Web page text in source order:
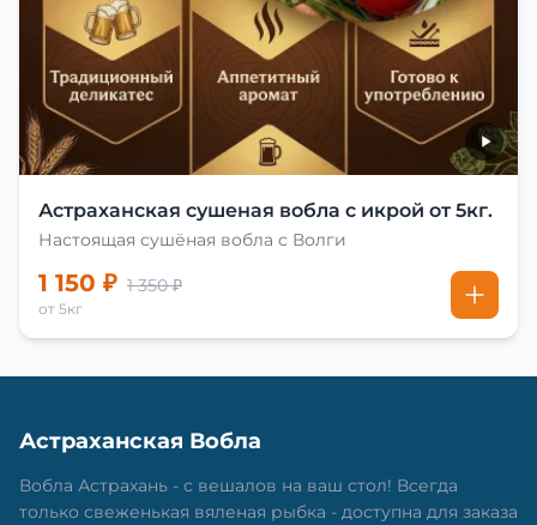
Астраханская сушеная вобла с икрой от 5кг.
Настоящая сушёная вобла с Волги
1 150 ₽ 1 350 ₽
от 5кг
Астраханская Вобла
Вобла Астрахань - с вешалов на ваш стол! Всегда
только свеженькая вяленая рыбка - доступна для заказа